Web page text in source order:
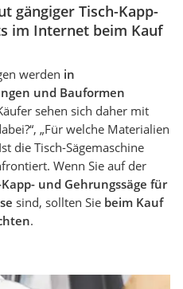
gängiger Tisch-Kapp-
im Internet beim Kauf
werden in
und Bauformen
sehen sich daher mit
„Für welche Materialien
die Tisch-Sägemaschine
Wenn Sie auf der
und Gehrungssäge für
sind, sollten Sie beim Kauf
.